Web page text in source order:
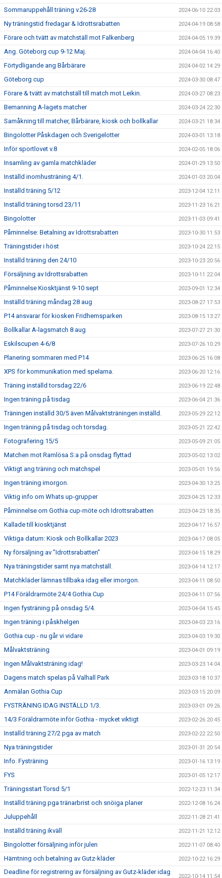
Sommaruppehåll träning v.26-28 2024-06-10 22:03
Ny träningstid fredagar & Idrottsrabatten 2024-04-19 08:58
Förare och tvätt av matchställ mot Falkenberg 2024-04-05 19:39
Ang. Göteborg cup 9-12 Maj. 2024-04-04 16:40
Förtydligande ang Bårbärare 2024-04-02 14:29
Göteborg cup 2024-03-30 08:47
Förare & tvätt av matchställ till match mot Leikin. 2024-03-27 08:23
Bemanning A-lagets matcher 2024-03-24 22:30
Samåkning till matcher, Bårbärare, kiosk och bollkallar 2024-03-21 18:34
Bingolotter Påskdagen och Sverigelotter 2024-03-01 13:18
Inför sportlovet v.8 2024-02-05 18:06
Insamling av gamla matchkläder 2024-01-29 13:50
Inställd inomhusträning 4/1. 2024-01-03 20:04
Inställd träning 5/12 2023-12-04 12:11
Inställd träning torsd 23/11 2023-11-23 16:21
Bingolotter 2023-11-03 09:41
Påminnelse: Betalning av Idrottsrabatten 2023-10-30 11:53
Träningstider i höst 2023-10-24 22:15
Inställd träning den 24/10 2023-10-23 20:56
Försäljning av Idrottsrabatten 2023-10-11 22:04
Påminnelse Kiosktjänst 9-10 sept 2023-09-01 12:34
Inställd träning måndag 28 aug 2023-08-27 17:53
P14 ansvarar för kiosken Fridhemsparken 2023-08-15 13:27
Bollkallar A-lagsmatch 8 aug 2023-07-27 21:30
Eskilscupen 4-6/8 2023-07-26 10:29
Planering sommaren med P14 2023-06-25 16:08
XPS för kommunikation med spelarna. 2023-06-20 12:16
Träning inställd torsdag 22/6 2023-06-19 22:48
Ingen träning på tisdag 2023-06-04 21:36
Träningen inställd 30/5 även Målvaktsträningen inställd. 2023-05-29 22:12
Ingen träning på tisdag och torsdag. 2023-05-21 22:42
Fotografering 15/5 2023-05-09 21:05
Matchen mot Ramlösa S:a på onsdag flyttad 2023-05-02 13:02
Viktigt ang träning och matchspel 2023-05-01 19:56
Ingen träning imorgon. 2023-04-30 13:25
Viktig info om Whats up-grupper 2023-04-25 12:33
Påminnelse om Gothia cup-möte och Idrottsrabatten 2023-04-23 18:35
Kallade till kiosktjänst 2023-04-17 16:57
Viktiga datum: Kiosk och Bollkallar 2023 2023-04-17 08:05
Ny försäljning av ”Idrottsrabatten” 2023-04-15 18:29
Nya träningstider samt nya matchställ. 2023-04-14 12:17
Matchkläder lämnas tillbaka idag eller imorgon. 2023-04-11 08:50
P14 Föräldrarmöte 24/4 Gothia Cup 2023-04-11 07:56
Ingen fysträning på onsdag 5/4. 2023-04-04 15:45
Ingen träning i påskhelgen 2023-04-03 23:16
Gothia cup - nu går vi vidare 2023-04-03 19:30
Målvaktsträning 2023-04-01 09:19
Ingen Målvaktsträning idag! 2023-03-23 14:04
Dagens match spelas på Valhall Park 2023-03-18 10:37
Anmälan Gothia Cup 2023-03-15 20:09
FYSTRÄNING IDAG INSTÄLLD 1/3. 2023-03-01 09:26
14/3 Föräldrarmöte inför Gothia - mycket viktigt 2023-02-26 20:45
Inställd träning 27/2 pga av match 2023-02-22 22:50
Nya träningstider 2023-01-31 20:54
Info. Fysträning 2023-01-16 13:19
FYS 2023-01-05 12:17
Träningsstart Torsd 5/1 2022-12-23 11:34
Inställd träning pga tränarbrist och snöiga planer 2022-12-08 16:24
Juluppehåll 2022-11-28 21:41
Inställd träning ikväll 2022-11-21 12:12
Bingolotter försäljning inför julen 2022-11-07 08:40
Hämtning och betalning av Gutz-kläder 2022-10-22 16:29
Deadline för registrering av försäljning av Gutz-kläder idag
2022-10-14 11:54